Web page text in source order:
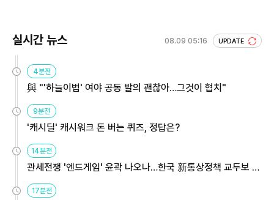
실시간 뉴스 08.09 05:16 UPDATE
4분전
與 "'하늘이법' 여야 공동 발의 괜찮아…그것이 협치"
9분전
'캐시딜' 캐시워크 돈 버는 퀴즈, 정답은?
14분전
관세전쟁 '엔드게임' 윤곽 나오나…한국 新통상정책 교두보 활
17분전